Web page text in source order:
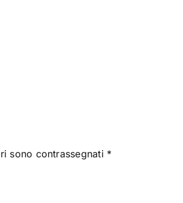
sono contrassegnati *